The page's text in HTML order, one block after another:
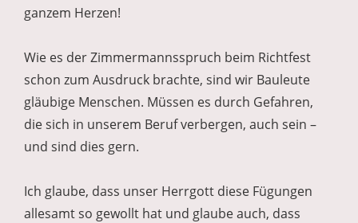
ganzem Herzen!
Wie es der Zimmermannsspruch beim Richtfest
schon zum Ausdruck brachte, sind wir Bauleute
gläubige Menschen. Müssen es durch Gefahren,
die sich in unserem Beruf verbergen, auch sein –
und sind dies gern.
Ich glaube, dass unser Herrgott diese Fügungen
allesamt so gewollt hat und glaube auch, dass